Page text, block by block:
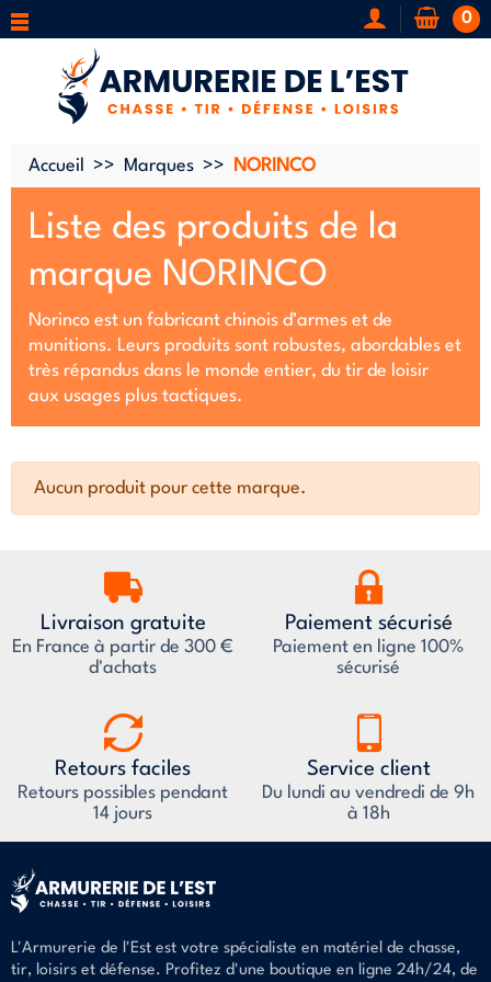
0
Accueil Marques NORINCO
Liste des produits de la
marque NORINCO
Norinco est un fabricant chinois d’armes et de
munitions. Leurs produits sont robustes, abordables et
très répandus dans le monde entier, du tir de loisir
aux usages plus tactiques.
Aucun produit pour cette marque.
Livraison gratuite
En France à partir de 300 €
d'achats
Paiement sécurisé
Paiement en ligne 100%
sécurisé
Retours faciles
Retours possibles pendant
14 jours
Service client
Du lundi au vendredi de 9h
à 18h
L'Armurerie de l'Est est votre spécialiste en matériel de chasse,
tir, loisirs et défense. Profitez d'une boutique en ligne 24h/24, de